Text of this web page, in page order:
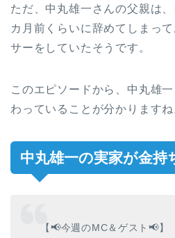
ただ、中丸雄一さんの父親は
カ月前くらいに辞めてしまっ
サーをしていたそうです。
このエピソードから、中丸雄
わっていることが分かりますね
中丸雄一の実家が金持
【📢今週のMC＆ゲスト📢】